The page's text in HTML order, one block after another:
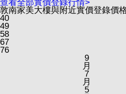
查看全部實價登錄行情>
敦南家美大樓與附近實價登錄價
40
49
58
67
76
9
月
7
月
5